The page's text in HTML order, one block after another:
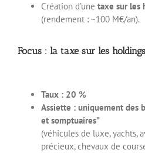
Création d’une taxe sur les
(rendement : ~100 M€/an).
Focus : la taxe sur les holdings
Taux : 20 %
Assiette : uniquement des
et somptuaires”
(véhicules de luxe, yachts,
précieux, chevaux de